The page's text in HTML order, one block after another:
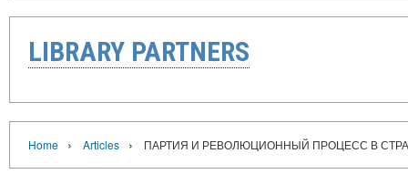
LIBRARY PARTNERS
Home › Articles › ПАРТИЯ И РЕВОЛЮЦИОННЫЙ ПРОЦЕСС В